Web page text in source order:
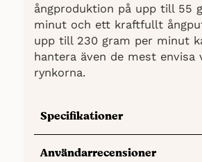
ångproduktion på upp till 55
minut och ett kraftfullt
upp till 230 gram per minut
hantera även de mest envisa
rynkorna.
Specifikationer
Max. ångutsläpp (g/min):
Användarrecensioner